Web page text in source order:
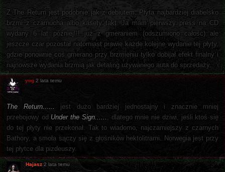
Z The Return jest podobnie jak z debiutem. Płyta najbardziej diabelsko
brzmi z czarnucha albo kasety takt. Ja mam pierwszy press na CD
wydany 6 lat później!!! już z gmeraniem (odszumiono całość) ale
jeszcze czar pozostał natomiast prawie każde kolejne wydanie tej płyty,
gdzie ponownie coś gmerano przy brzmieniu tylko dobijał efekt finalny i
najnowsze wydania brzmią jak detaling używanego auta do sprzedaży.
yog 2 lata temu
The Return......
jest dużo bardziej jednostajny i znacznie mniej
przebojowy od Under the Sign......
, dlatego mnie nie dziwi, jeśli ktoś się
do tej płyty nie przekonał. Tak to wiadomo, najczarniejszy z czarnych
Bathory, a smoła sączy się z głośników hektolitrami. Norwegia jest przy
tej płytce dla pizdeuszy.
Hajasz 2 lata temu